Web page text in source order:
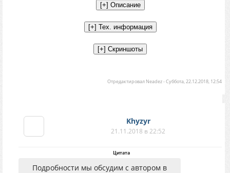
Отредактировал Neadez-Суббота, 22.12.2018, 12:54
Khyzyr
21.11.2018 в 22:52
Цитата
Подробности мы обсудим с автором в